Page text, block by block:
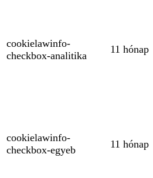
cookielawinfo-
checkbox-analitika
11 hónap
cookielawinfo-
checkbox-egyeb
11 hónap